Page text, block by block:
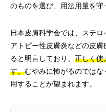
のものを選び、用法用量を守
日本皮膚科学会では、ステ
アトピー性皮膚炎などの皮
ると明言しており、 正しく使
す。むやみに怖がるのでは
用することが望まれます。